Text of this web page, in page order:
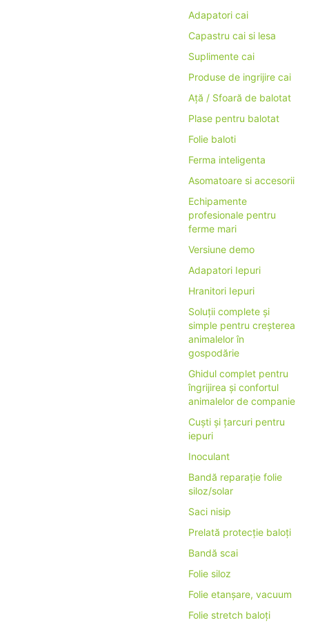
Adapatori cai
Capastru cai si lesa
Suplimente cai
Produse de ingrijire cai
Ață / Sfoară de balotat
Plase pentru balotat
Folie baloti
Ferma inteligenta
Asomatoare si accesorii
Echipamente
profesionale pentru
ferme mari
Versiune demo
Adapatori Iepuri
Hranitori Iepuri
Soluții complete și
simple pentru creșterea
animalelor în
gospodărie
Ghidul complet pentru
îngrijirea și confortul
animalelor de companie
Cuști și țarcuri pentru
iepuri
Inoculant
Bandă reparație folie
siloz/solar
Saci nisip
Prelată protecție baloți
Bandă scai
Folie siloz
Folie etanșare, vacuum
Folie stretch baloți